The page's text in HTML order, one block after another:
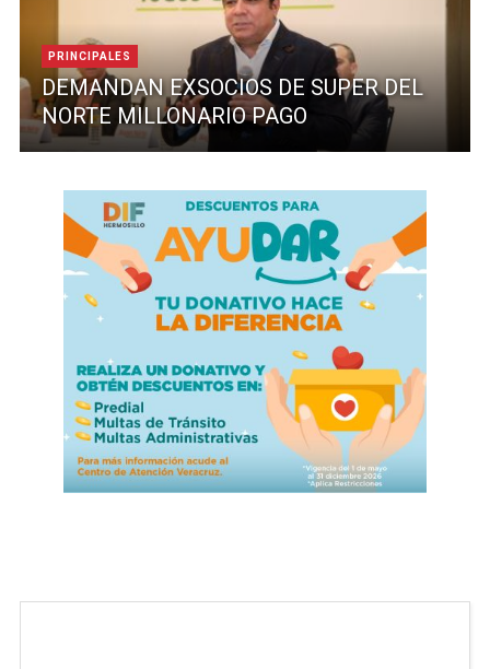
PRINCIPALES
DEMANDAN EXSOCIOS DE SUPER DEL
NORTE MILLONARIO PAGO